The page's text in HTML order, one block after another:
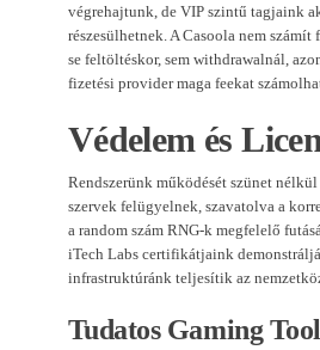
végrehajtunk, de VIP szintű tagjaink
részesülhetnek. A Casoola nem
se feltöltéskor, sem withdrawalnál,
fizetési provider maga feekat
Védelem és
Rendszerünk működését szünet
szervek felügyelnek, szavatolva a
a random szám RNG-k megfelelő
iTech Labs certifikátjaink
infrastruktúránk teljesítik az
Tudatos Gaming